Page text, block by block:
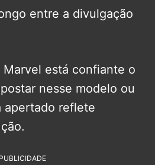
entre a divulgação
Marvel está confiante o
nesse modelo ou
apertado reflete
PUBLICIDADE